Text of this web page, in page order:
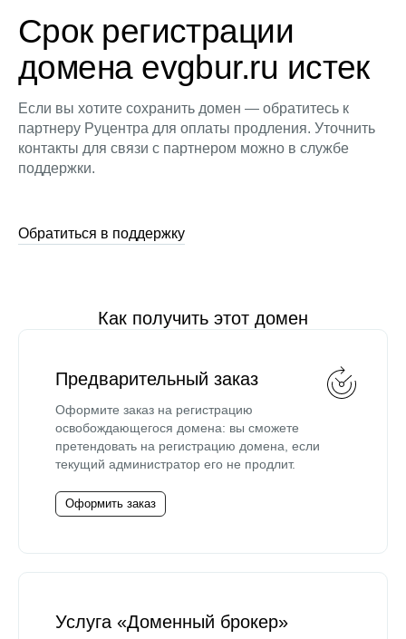
Срок регистрации
домена evgbur.ru истек
Если вы хотите сохранить домен — обратитесь к
партнеру Руцентра для оплаты продления. Уточнить
контакты для связи с партнером можно в службе
поддержки.
Обратиться в поддержку
Как получить этот домен
Предварительный заказ
Оформите заказ на регистрацию
освобождающегося домена: вы сможете
претендовать на регистрацию домена, если
текущий администратор его не продлит.
Оформить заказ
Услуга «Доменный брокер»